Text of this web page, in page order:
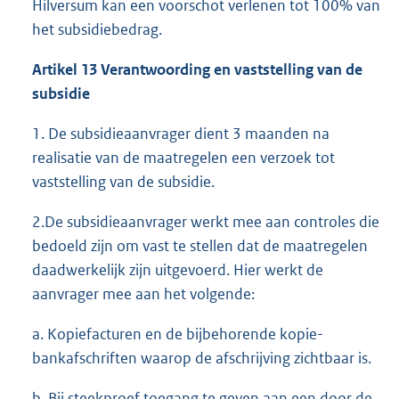
Hilversum kan een voorschot verlenen tot 100% van
het subsidiebedrag.
Artikel 13Verantwoording en vaststelling van de
subsidie
1. De subsidieaanvrager dient 3 maanden na
realisatie van de maatregelen een verzoek tot
vaststelling van de subsidie.
2.De subsidieaanvrager werkt mee aan controles die
bedoeld zijn om vast te stellen dat de maatregelen
daadwerkelijk zijn uitgevoerd. Hier werkt de
aanvrager mee aan het volgende:
a. Kopiefacturen en de bijbehorende kopie-
bankafschriften waarop de afschrijving zichtbaar is.